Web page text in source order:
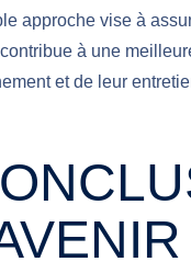
approche vise à
à une
et de leur